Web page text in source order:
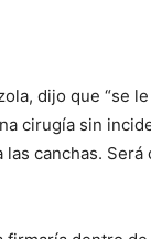
dijo que “se
cirugía sin
canchas. Será